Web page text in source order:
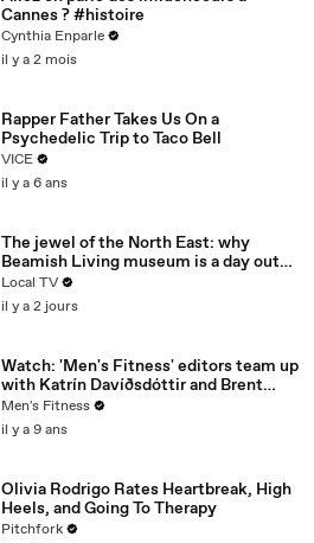
Cannes ? #histoire
Cynthia Enparle
il y a 2 mois
Rapper Father Takes Us On a
Psychedelic Trip to Taco Bell
VICE
il y a 6 ans
The jewel of the North East: why
Beamish Living museum is a day out
like no other
Local TV
il y a 2 jours
Watch: 'Men's Fitness' editors team up
with Katrín Davíðsdóttir and Brent
Fikowski to test the Reebok CrossFit
Nano 8
Men's Fitness
il y a 9 ans
Olivia Rodrigo Rates Heartbreak, High
Heels, and Going To Therapy
Pitchfork